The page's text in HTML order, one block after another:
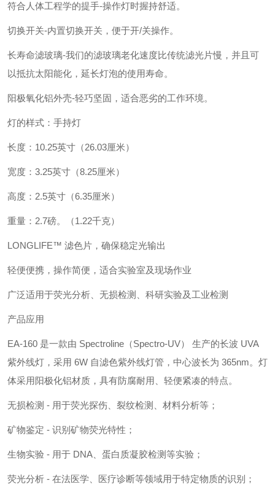
符合人体工程学的提手-操作灯时握持舒适。
切换开关-内置切换开关，便于开/关操作。
长寿命滤玻璃-我们的滤玻璃老化速度比传统滤光片慢，并且可
以抵抗太阳能化，延长灯泡的使用寿命。
阳极氧化铝外壳-轻巧坚固，适合恶劣的工作环境。
灯的样式：手持灯
长度：10.25英寸（26.03厘米）
宽度：3.25英寸（8.25厘米）
高度：2.5英寸（6.35厘米）
重量：2.7磅。（1.22千克）
LONGLIFE™ 滤色片，确保稳定光输出
轻便便携，操作简便，适合实验室及现场作业
广泛适用于荧光分析、无损检测、科研实验及工业检测
产品应用
EA-160 是一款由 Spectroline（Spectro-UV） 生产的长波 UVA
紫外线灯，采用 6W 自滤色紫外线灯管，中心波长为 365nm。灯
体采用阳极化铝材质，具有防腐耐用、轻便紧凑的特点。
无损检测 - 用于荧光探伤、裂纹检测、材料分析等；
矿物鉴定 - 识别矿物荧光特性；
生物实验 - 用于 DNA、蛋白质凝胶检测等实验；
荧光分析 - 在法医学、医疗诊断等领域用于特定物质的识别；